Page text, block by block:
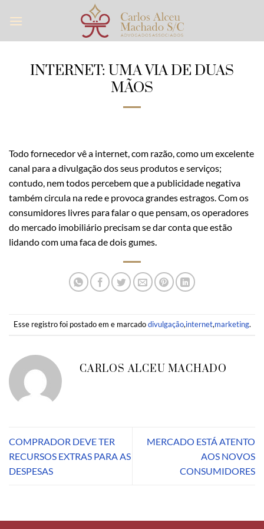
INTERNET: UMA VIA DE DUAS
MÃOS
Todo fornecedor vê a internet, com razão, como um excelente
canal para a divulgação dos seus produtos e serviços;
contudo, nem todos percebem que a publicidade negativa
também circula na rede e provoca grandes estragos. Com os
consumidores livres para falar o que pensam, os operadores
do mercado imobiliário precisam se dar conta que estão
lidando com uma faca de dois gumes.
Esse registro foi postado em e marcadodivulgação,internet,marketing.
CARLOS ALCEU MACHADO
COMPRADOR DEVE TER
RECURSOS EXTRAS PARA AS
DESPESAS
MERCADO ESTÁ ATENTO
AOS NOVOS
CONSUMIDORES